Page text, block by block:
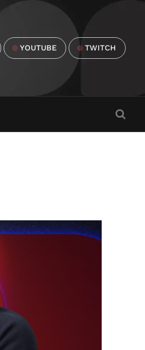
YOUTUBE TWITCH